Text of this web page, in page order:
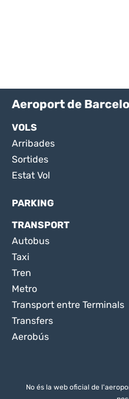
Aeroport de
VOLS
Arribades
Sortides
Estat Vol
PARKING
TRANSPORT
Autobus
Taxi
Tren
Metro
Transport entre Terminals
Transfers
Aerobús
No és la web oficial de